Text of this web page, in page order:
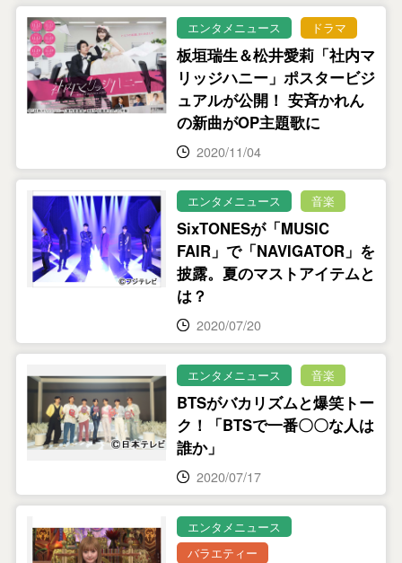
エンタメニュース ドラマ
板垣瑞生＆松井愛莉「社内マ
リッジハニー」ポスタービジ
ュアルが公開！ 安斉かれん
の新曲がOP主題歌に
2020/11/04
エンタメニュース 音楽
SixTONESが「MUSIC
FAIR」で「NAVIGATOR」を
披露。夏のマストアイテムと
は？
2020/07/20
エンタメニュース 音楽
BTSがバカリズムと爆笑トー
ク！「BTSで一番〇〇な人は
誰か」
2020/07/17
エンタメニュース
バラエティー